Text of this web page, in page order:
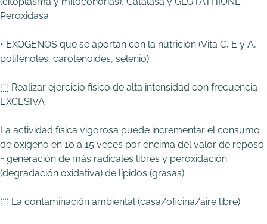
Peroxidasa
• EXÓGENOS que se aportan con la nutrición (Vita C, E y A,
polifenoles, carotenoides, selenio)
⬚ Realizar ejercicio físico de alta intensidad con frecuencia
EXCESIVA
La actividad física vigorosa puede incrementar el consumo
de oxígeno en 10 a 15 veces por encima del valor de reposo
= generación de más radicales libres y peroxidación
(degradación oxidativa) de lípidos (grasas)
⬚ La contaminación ambiental (casa/oficina/aire libre).